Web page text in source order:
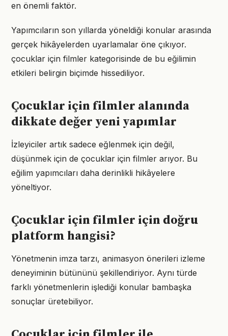
en önemli faktör.
Yapımcıların son yıllarda yöneldiği konular arasında
gerçek hikâyelerden uyarlamalar öne çıkıyor.
çocuklar için filmler kategorisinde de bu eğilimin
etkileri belirgin biçimde hissediliyor.
Çocuklar için filmler alanında
dikkate değer yeni yapımlar
İzleyiciler artık sadece eğlenmek için değil,
düşünmek için de çocuklar için filmler arıyor. Bu
eğilim yapımcıları daha derinlikli hikâyelere
yöneltiyor.
Çocuklar için filmler için doğru
platform hangisi?
Yönetmenin imza tarzı, animasyon önerileri izleme
deneyiminin bütününü şekillendiriyor. Aynı türde
farklı yönetmenlerin işlediği konular bambaşka
sonuçlar üretebiliyor.